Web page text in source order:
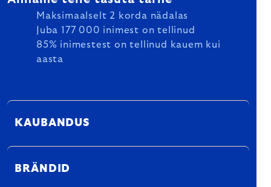
Maksimaalselt 2 korda nädalas
Juba 177 000 inimest on tellinud
85% inimestest on tellinud kauem kui
aasta
KAUBANDUS
BRÄNDID